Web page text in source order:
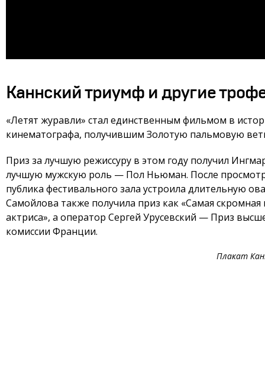
Каннский триумф и другие
«Летят журавли» стал единственным фильмом в
кинематографа, получившим Золотую пальмовую
Приз за лучшую режиссуру в этом году получил
лучшую мужскую роль — Пол Ньюман. После
публика фестивального зала устроила длительную
Самойлова также получила приз как «Самая скромная
актриса», а оператор Сергей Урусевский — Приз
комиссии Франции.
Плакат